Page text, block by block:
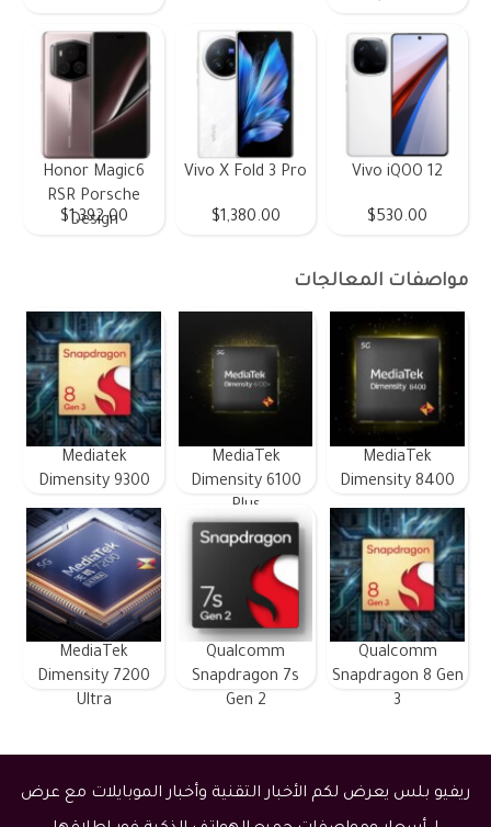
Vivo iQOO 12
$530.00
Vivo X Fold 3 Pro
$1,380.00
Honor Magic6
RSR Porsche
Design
$1,392.00
مواصفات المعالجات
MediaTek
Dimensity 8400
MediaTek
Dimensity 6100
Plus
Mediatek
Dimensity 9300
Qualcomm
Snapdragon 8 Gen
3
Qualcomm
Snapdragon 7s
Gen 2
MediaTek
Dimensity 7200
Ultra
ريفيو بلس يعرض لكم الأخبار التقنية وأخبار الموبايلات مع عرض